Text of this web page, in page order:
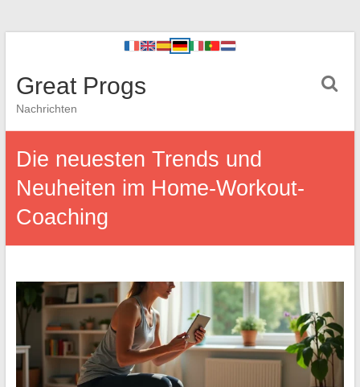
Great Progs
Nachrichten
Die neuesten Trends und
Neuheiten im Home-Workout-
Coaching